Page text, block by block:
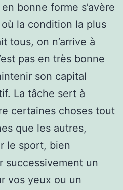
bonne forme s’avère
la condition la plus
tous, on n’arrive à
pas en très bonne
son capital
La tâche sert à
certaines choses tout
que les autres,
le sport, bien
successivement un
vos yeux ou un